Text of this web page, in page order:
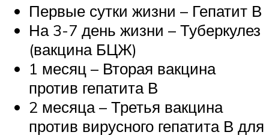
Первые сутки жизни – Гепатит В
На 3-7 день жизни – Туберкулез
(вакцина БЦЖ)
1 месяц – Вторая вакцина
против гепатита В
2 месяца – Третья вакцина
против вирусного гепатита В для